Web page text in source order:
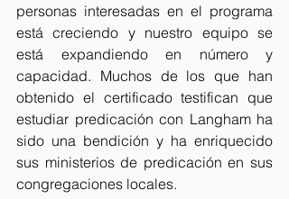
personas interesadas en el programa
está creciendo y nuestro equipo se
está expandiendo en número y
capacidad. Muchos de los que han
obtenido el certificado testifican que
estudiar predicación con Langham ha
sido una bendición y ha enriquecido
sus ministerios de predicación en sus
congregaciones locales.